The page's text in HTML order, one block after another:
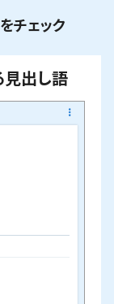
チェック
出し語